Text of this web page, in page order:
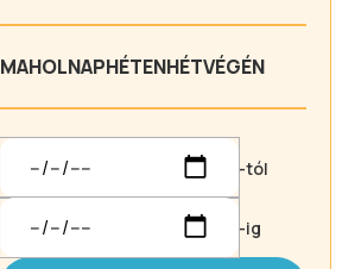
MAHOLNAPHÉTENHÉTVÉGÉN
-tól
-ig